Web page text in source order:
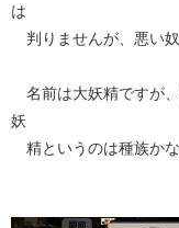
は
判りませんが、悪い奴
名前は大妖精ですが
妖
精というのは種族かな